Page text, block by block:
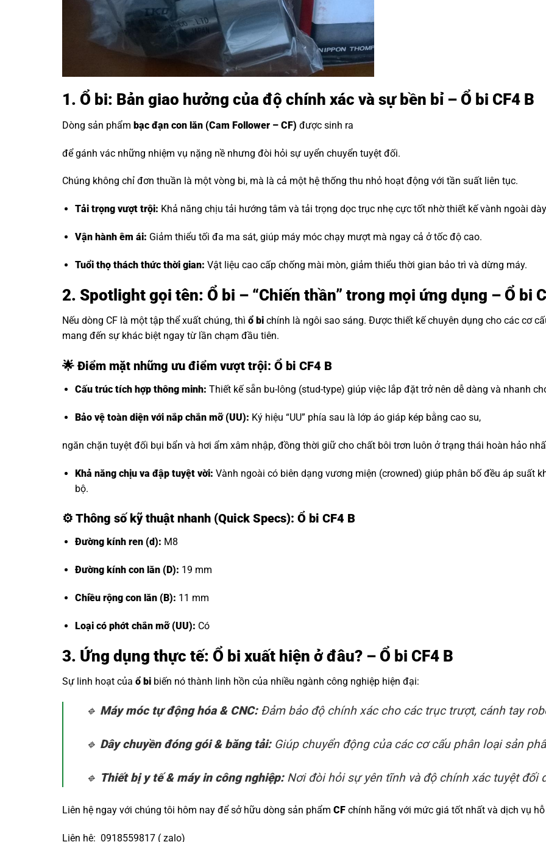
1. Ổ bi: Bản giao hưởng của độ chính xác và sự bền bỉ – Ổ bi CF4 B
Dòng sản phẩm bạc đạn con lăn (Cam Follower – CF) được sinh ra
để gánh vác những nhiệm vụ nặng nề nhưng đòi hỏi sự uyển chuyển tuyệt đối.
Chúng không chỉ đơn thuần là một vòng bi, mà là cả một hệ thống thu nhỏ hoạt động với tần suất liên tục.
Tải trọng vượt trội: Khả năng chịu tải hướng tâm và tải trọng dọc trục nhẹ cực tốt nhờ thiết kế vành ngoài
Vận hành êm ái: Giảm thiểu tối đa ma sát, giúp máy móc chạy mượt mà ngay cả ở tốc độ cao.
Tuổi thọ thách thức thời gian: Vật liệu cao cấp chống mài mòn, giảm thiểu thời gian bảo trì và dừng máy.
2. Spotlight gọi tên: Ổ bi – “Chiến thần” trong mọi ứng dụng – Ổ bi
Nếu dòng CF là một tập thể xuất chúng, thì ổ bi chính là ngôi sao sáng. Được thiết kế chuyên dụng cho các cơ
mang đến sự khác biệt ngay từ lần chạm đầu tiên.
🌟 Điểm mặt những ưu điểm vượt trội: Ổ bi CF4 B
Cấu trúc tích hợp thông minh: Thiết kế sẵn bu-lông (stud-type) giúp việc lắp đặt trở nên dễ dàng và nhanh
Bảo vệ toàn diện với nắp chắn mỡ (UU): Ký hiệu “UU” phía sau là lớp áo giáp kép bằng cao su,
ngăn chặn tuyệt đối bụi bẩn và hơi ẩm xâm nhập, đồng thời giữ cho chất bôi trơn luôn ở trạng thái hoàn hảo
Khả năng chịu va đập tuyệt vời: Vành ngoài có biên dạng vương miện (crowned) giúp phân bố đều áp suất
bộ.
⚙️ Thông số kỹ thuật nhanh (Quick Specs): Ổ bi CF4 B
Đường kính ren (d): M8
Đường kính con lăn (D): 19 mm
Chiều rộng con lăn (B): 11 mm
Loại có phớt chắn mỡ (UU): Có
3. Ứng dụng thực tế: Ổ bi xuất hiện ở đâu? – Ổ bi CF4 B
Sự linh hoạt của ổ bi biến nó thành linh hồn của nhiều ngành công nghiệp hiện đại:
🔹 Máy móc tự động hóa & CNC:Đảm bảo độ chính xác cho các trục trượt, cánh tay
🔹 Dây chuyền đóng gói & băng tải:Giúp chuyển động của các cơ cấu phân loại sản
🔹 Thiết bị y tế & máy in công nghiệp:Nơi đòi hỏi sự yên tĩnh và độ chính xác tuyệt đối
Liên hệ ngay với chúng tôi hôm nay để sở hữu dòng sản phẩm CF chính hãng với mức giá tốt nhất và dịch vụ
Liên hệ: 0918559817 ( zalo)